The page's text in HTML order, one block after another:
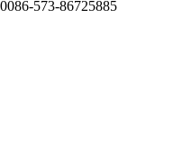
573-86725885